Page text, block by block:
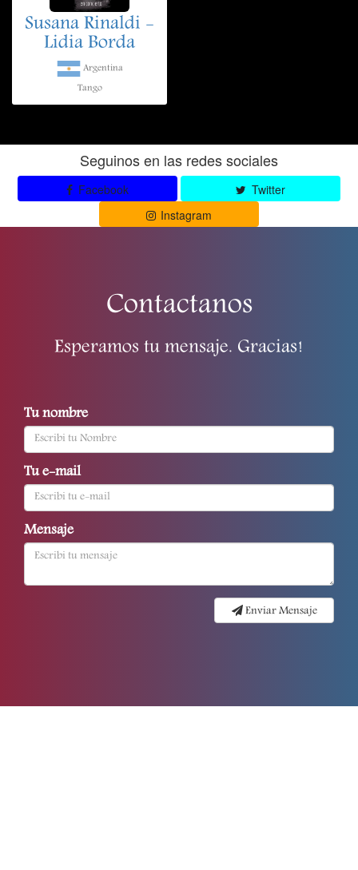
Susana Rinaldi -
Lidia Borda
Argentina
Tango
Seguinos en las redes sociales
Facebook
Twitter
Instagram
Contactanos
Esperamos tu mensaje. Gracias!
Tu nombre
Tu e-mail
Mensaje
Enviar Mensaje